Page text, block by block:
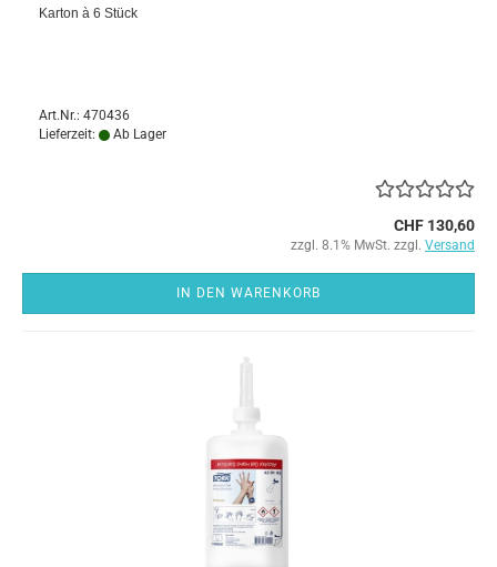
Karton à 6 Stück
Art.Nr.: 470436
Lieferzeit:
Ab Lager
CHF 130,60
zzgl. 8.1% MwSt. zzgl. Versand
IN DEN WARENKORB